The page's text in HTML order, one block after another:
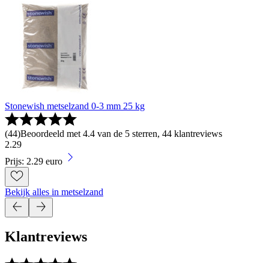
Stonewish metselzand 0-3 mm 25 kg
(44)Beoordeeld met 4.4 van de 5 sterren, 44 klantreviews
2.29
Prijs: 2.29 euro
Bekijk alles in metselzand
Klantreviews